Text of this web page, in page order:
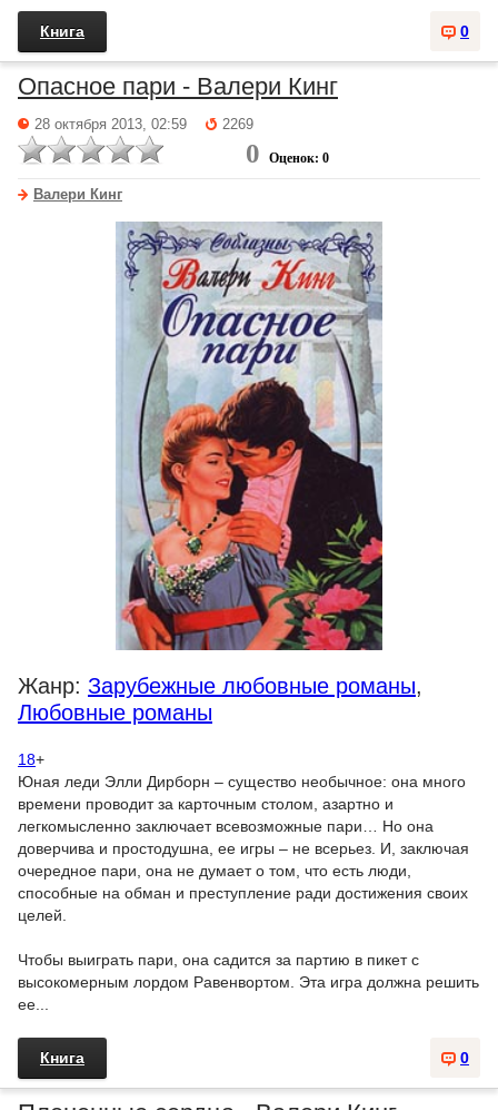
0
Книга
Опасное пари - Валери Кинг
28 октября 2013, 02:59 2269
0 Оценок: 0
Валери Кинг
Жанр: Зарубежные любовные романы,
Любовные романы
18+
Юная леди Элли Дирборн – существо необычное: она много
времени проводит за карточным столом, азартно и
легкомысленно заключает всевозможные пари… Но она
доверчива и простодушна, ее игры – не всерьез. И, заключая
очередное пари, она не думает о том, что есть люди,
способные на обман и преступление ради достижения своих
целей.
Чтобы выиграть пари, она садится за партию в пикет с
высокомерным лордом Равенвортом. Эта игра должна решить
ее...
0
Книга